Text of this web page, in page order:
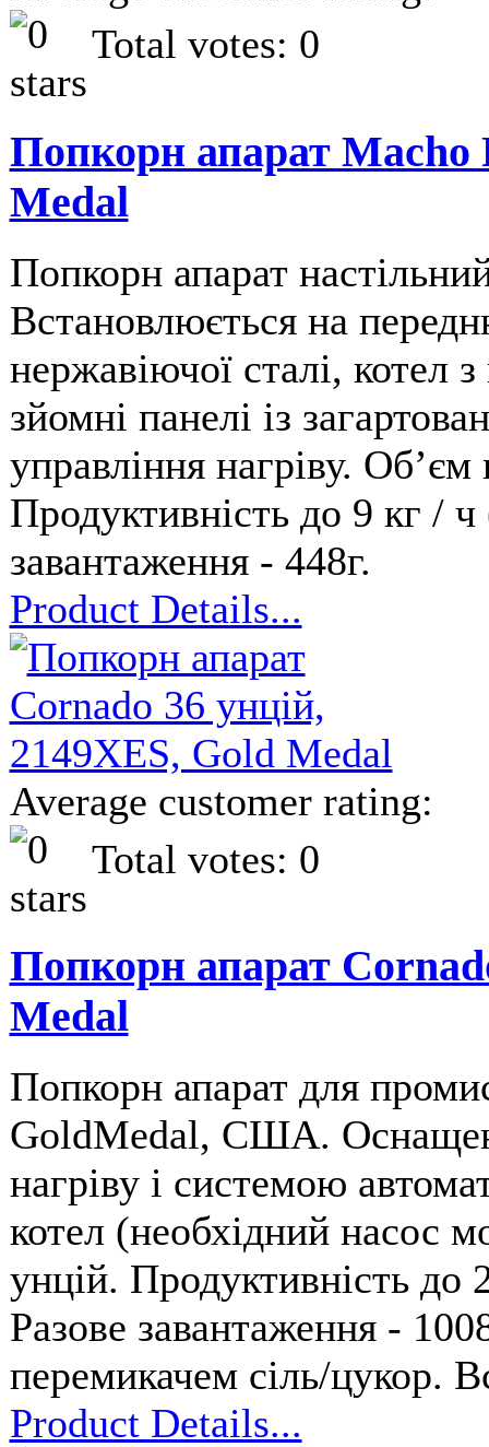
Total votes: 0
Попкорн апарат Macho
Medal
Попкорн апарат
Встановлюється на
нержавіючої сталі, котел
зйомні панелі із
управління нагріву.
Продуктивність до 9 кг /
завантаження - 448г.
Product Details...
Average customer rating:
Total votes: 0
Попкорн апарат
Medal
Попкорн апарат для
GoldMedal, США.
нагріву і системою
котел (необхідний насос
унцій. Продуктивність до
Разове завантаження -
перемикачем сіль/цукор.
Product Details...